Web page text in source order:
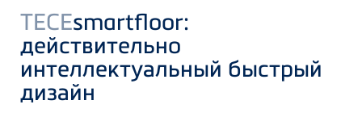
TECEsmartfloor:
действительно
интеллектуальный быстрый
дизайн